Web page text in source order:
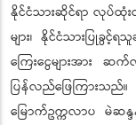
နိုင်ငံသားဆိုင်ရာ လုပ်ထုံး
များ၊ နိုင်ငံသားပြုခွင့်
ကြေးငွေများအား ဆ
ပြန်လည်ဖြေကြားသည်။
မြောက်ဥက္ကလာပ မဲဆ